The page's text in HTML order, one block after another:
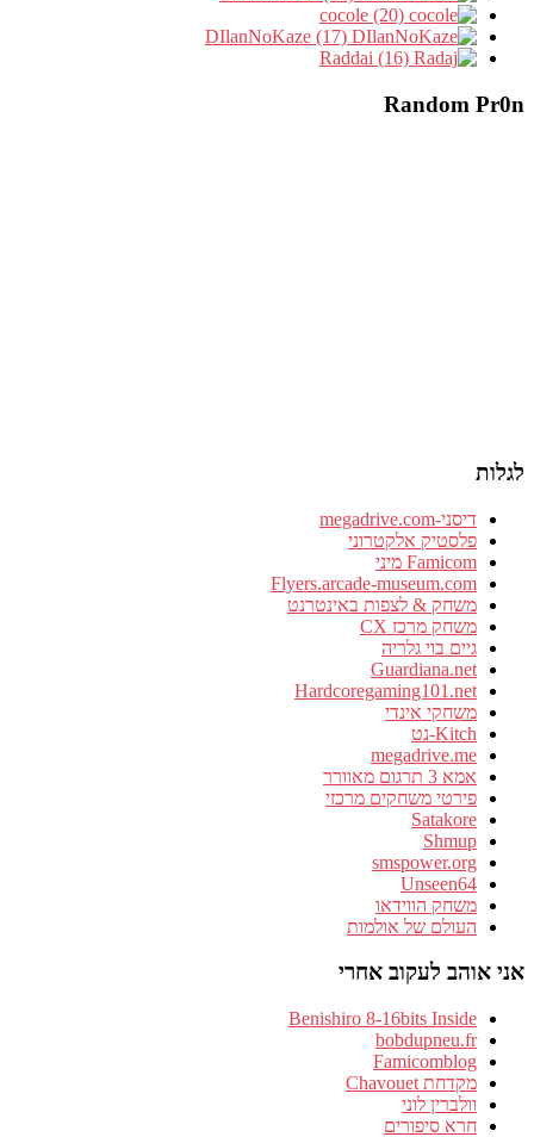
Random Pr0n
לגלות
דיסני-megadrive.com
פלסטיק אלקטרוני
Famicom מיני
Flyers.arcade-museum.com
משחק & לצפות באינטרנט
משחק מרכז CX
גיים בוי גלריה
Guardiana.net
Hardcoregaming101.net
משחקי אינדי
Kitch-נט
megadrive.me
אמא 3 תרגום מאוורר
פירטי משחקים מרכזי
Satakore
Shmup
smspower.org
Unseen64
משחק הווידאו
העולם של אולמות
אני אוהב לעקוב אחרי
Benishiro 8-16bits Inside
bobdupneu.fr
Famicomblog
מקדחת Chavouet
וולברין לוני
חרא סיפורים